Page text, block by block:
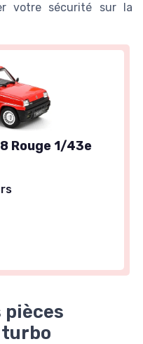
votre sécurité sur la
Rouge 1/43e
pièces
turbo